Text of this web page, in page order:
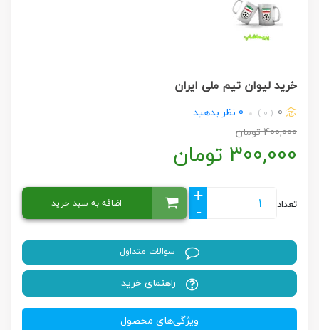
خرید لیوان تیم ملی ایران
0
( 0 )
0 نظر بدهید
400,000تومان
300,000 تومان
تعداد
+
-
اضافه به سبد خرید
سوالات متداول
راهنمای خرید
ویژگی‌های محصول